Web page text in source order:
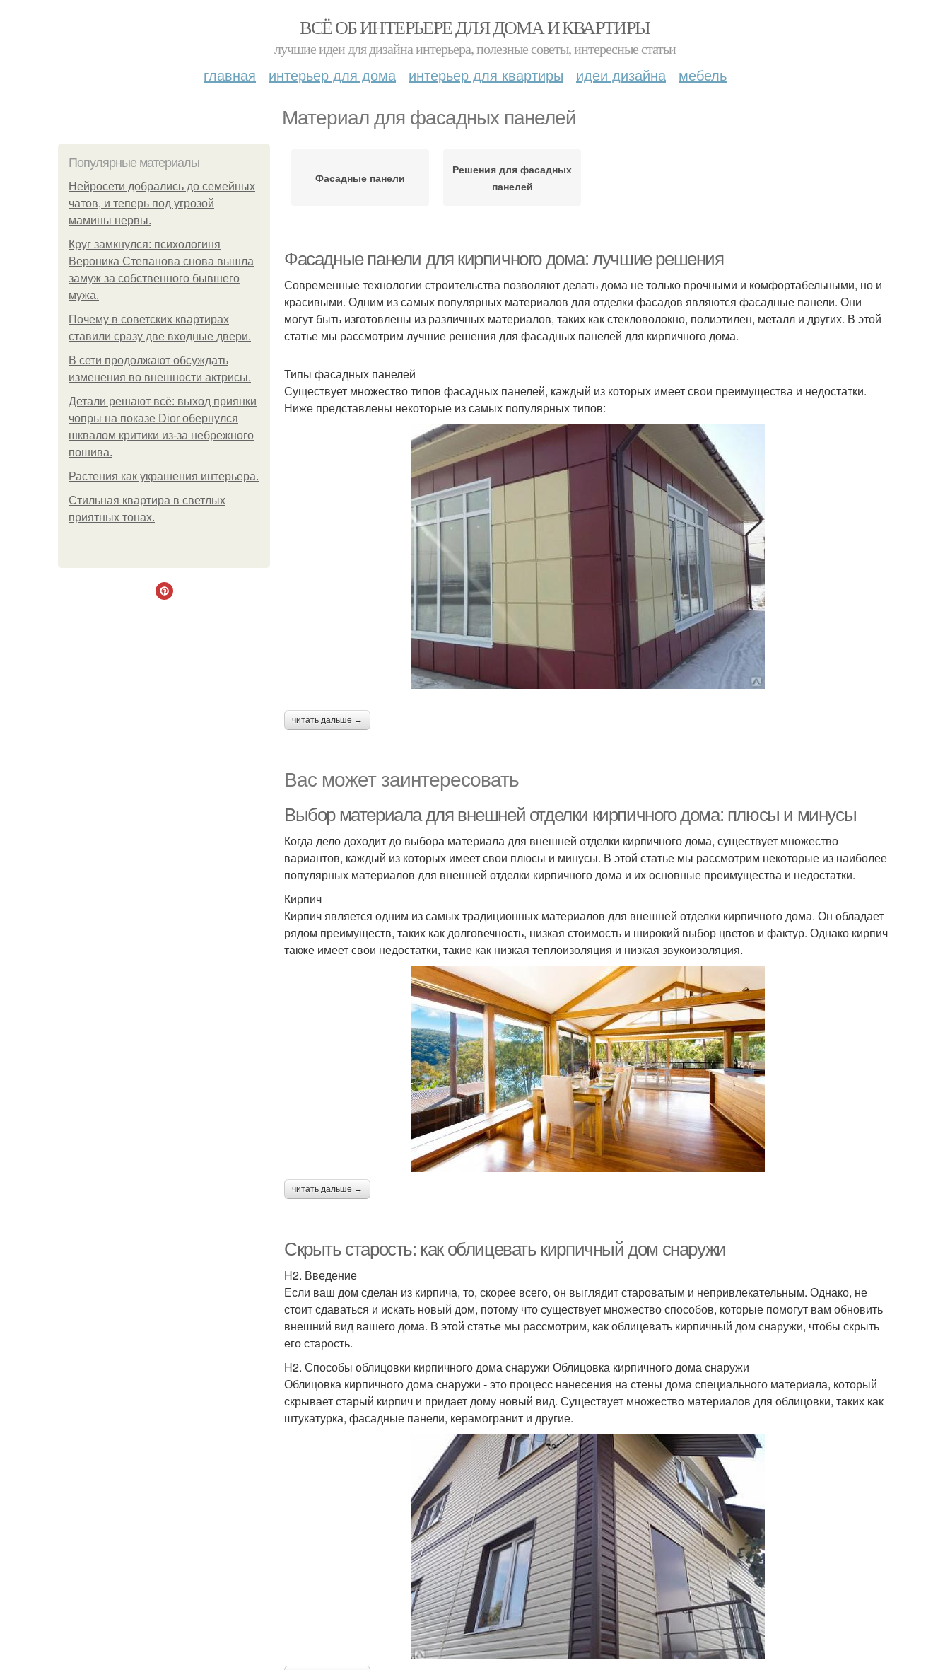
ВСЁ ОБ ИНТЕРЬЕРЕ ДЛЯ ДОМА И КВАРТИРЫ
лучшие идеи для дизайна интерьера, полезные советы, интересные статьи
главная интерьер для дома интерьер для квартиры идеи дизайна мебель
Материал для фасадных панелей
Популярные материалы
Нейросети добрались до семейных
чатов, и теперь под угрозой
мамины нервы.
Круг замкнулся: психологиня
Вероника Степанова снова вышла
замуж за собственного бывшего
мужа.
Почему в советских квартирах
ставили сразу две входные двери.
В сети продолжают обсуждать
изменения во внешности актрисы.
Детали решают всё: выход приянки
чопры на показе Dior обернулся
шквалом критики из-за небрежного
пошива.
Растения как украшения интерьера.
Стильная квартира в светлых
приятных тонах.
Фасадные панели
Решения для фасадных
панелей
Фасадные панели для кирпичного дома: лучшие решения
Современные технологии строительства позволяют делать дома не только прочными и комфортабельными, но и
красивыми. Одним из самых популярных материалов для отделки фасадов являются фасадные панели. Они
могут быть изготовлены из различных материалов, таких как стекловолокно, полиэтилен, металл и других. В этой
статье мы рассмотрим лучшие решения для фасадных панелей для кирпичного дома.
Типы фасадных панелей
Существует множество типов фасадных панелей, каждый из которых имеет свои преимущества и недостатки.
Ниже представлены некоторые из самых популярных типов:
читать дальше →
Вас может заинтересовать
Выбор материала для внешней отделки кирпичного дома: плюсы и минусы
Когда дело доходит до выбора материала для внешней отделки кирпичного дома, существует множество
вариантов, каждый из которых имеет свои плюсы и минусы. В этой статье мы рассмотрим некоторые из наиболее
популярных материалов для внешней отделки кирпичного дома и их основные преимущества и недостатки.
Кирпич
Кирпич является одним из самых традиционных материалов для внешней отделки кирпичного дома. Он обладает
рядом преимуществ, таких как долговечность, низкая стоимость и широкий выбор цветов и фактур. Однако кирпич
также имеет свои недостатки, такие как низкая теплоизоляция и низкая звукоизоляция.
читать дальше →
Скрыть старость: как облицевать кирпичный дом снаружи
H2. Введение
Если ваш дом сделан из кирпича, то, скорее всего, он выглядит староватым и непривлекательным. Однако, не
стоит сдаваться и искать новый дом, потому что существует множество способов, которые помогут вам обновить
внешний вид вашего дома. В этой статье мы рассмотрим, как облицевать кирпичный дом снаружи, чтобы скрыть
его старость.
H2. Способы облицовки кирпичного дома снаружи Облицовка кирпичного дома снаружи
Облицовка кирпичного дома снаружи - это процесс нанесения на стены дома специального материала, который
скрывает старый кирпич и придает дому новый вид. Существует множество материалов для облицовки, таких как
штукатурка, фасадные панели, керамогранит и другие.